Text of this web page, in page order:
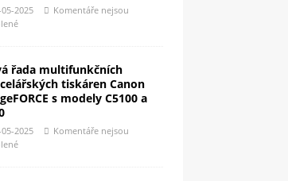
05-2025
Komentáře nejsou
řada multifunkčních
tiskáren Canon
s modely C5100 a
05-2025
Komentáře nejsou